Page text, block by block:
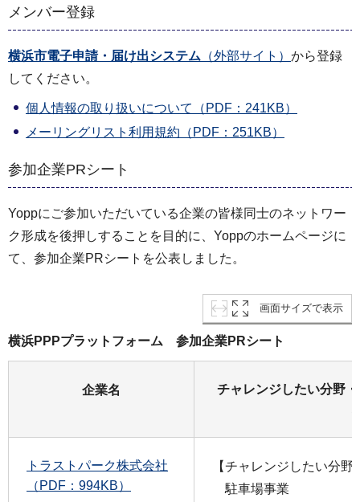
メンバー登録
横浜市電子申請・届け出システム （外部サイト） から登録
してください。
個人情報の取り扱いについて（PDF：241KB）
メーリングリスト利用規約（PDF：251KB）
参加企業PRシート
Yoppにご参加いただいている企業の皆様同士のネットワー
ク形成を後押しすることを目的に、Yoppのホームページに
て、参加企業PRシートを公表しました。
画面サイズで表示
横浜PPPプラットフォーム 参加企業PRシート
企業名
チャレンジしたい分野
トラストパーク株式会社
（PDF：994KB）
【チャレンジしたい分野
駐車場事業